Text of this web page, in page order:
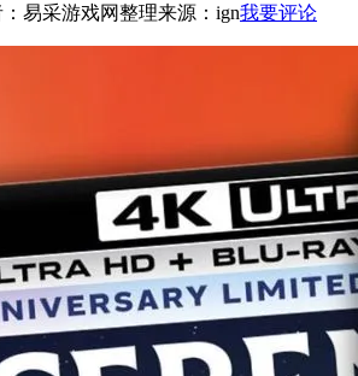
易采游戏网整理来源：ign我要评论